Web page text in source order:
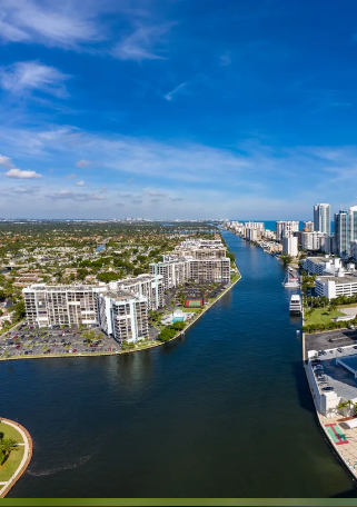
Nur notwendige Cookies
Unvergleichlich lecker
Mit dem Klick auf „geht klar” ermöglichen Sie
personalisierte Werbung und passende
Cookies” werden lediglich technisch notwendige
Anpassen Geht klar
Datenschutzerklärung
Cookierichtlinie Impressum
« zurück
Ihre Cookie-Präferenzen verwalten
Wählen Sie, welche Cookies Sie auf check24.de
Die Cookierichtlinie finden Siehier.
Notwendig